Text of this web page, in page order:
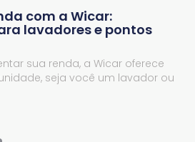
com a Wicar:
lavadores e pontos
sua renda, a Wicar oferece
seja você um lavador ou